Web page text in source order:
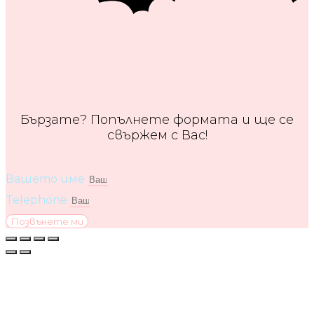
Бързате? Попълнете формата и ще се
свържем с Вас!
Вашето име
Telephone
Позвънете ми